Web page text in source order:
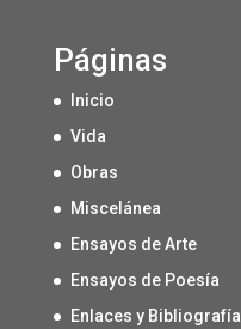
Páginas
Inicio
Vida
Obras
Miscelánea
Ensayos de Arte
Ensayos de Poesía
Enlaces y Bibliografía